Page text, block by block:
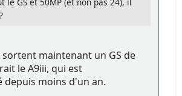
sortent maintenant un GS de
le A9iii, qui est
depuis moins d'un an.